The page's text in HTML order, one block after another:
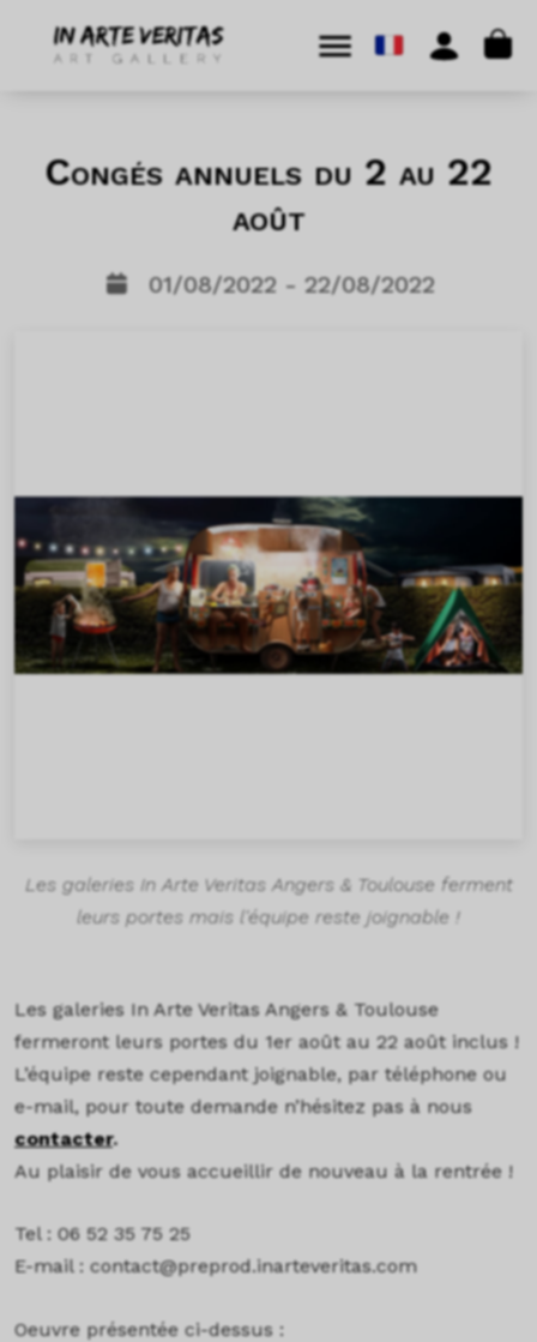
Cart
Congés annuels du 2 au 22
août
01/08/2022 - 22/08/2022
Les galeries In Arte Veritas Angers & Toulouse ferment
leurs portes mais l'équipe reste joignable !
Les galeries In Arte Veritas Angers & Toulouse
fermeront leurs portes du 1er août au 22 août inclus !
L’équipe reste cependant joignable, par téléphone ou
e-mail, pour toute demande n’hésitez pas à nous
contacter.
Au plaisir de vous accueillir de nouveau à la rentrée !
Tel : 06 52 35 75 25
E-mail : contact@preprod.inarteveritas.com
Oeuvre présentée ci-dessus :